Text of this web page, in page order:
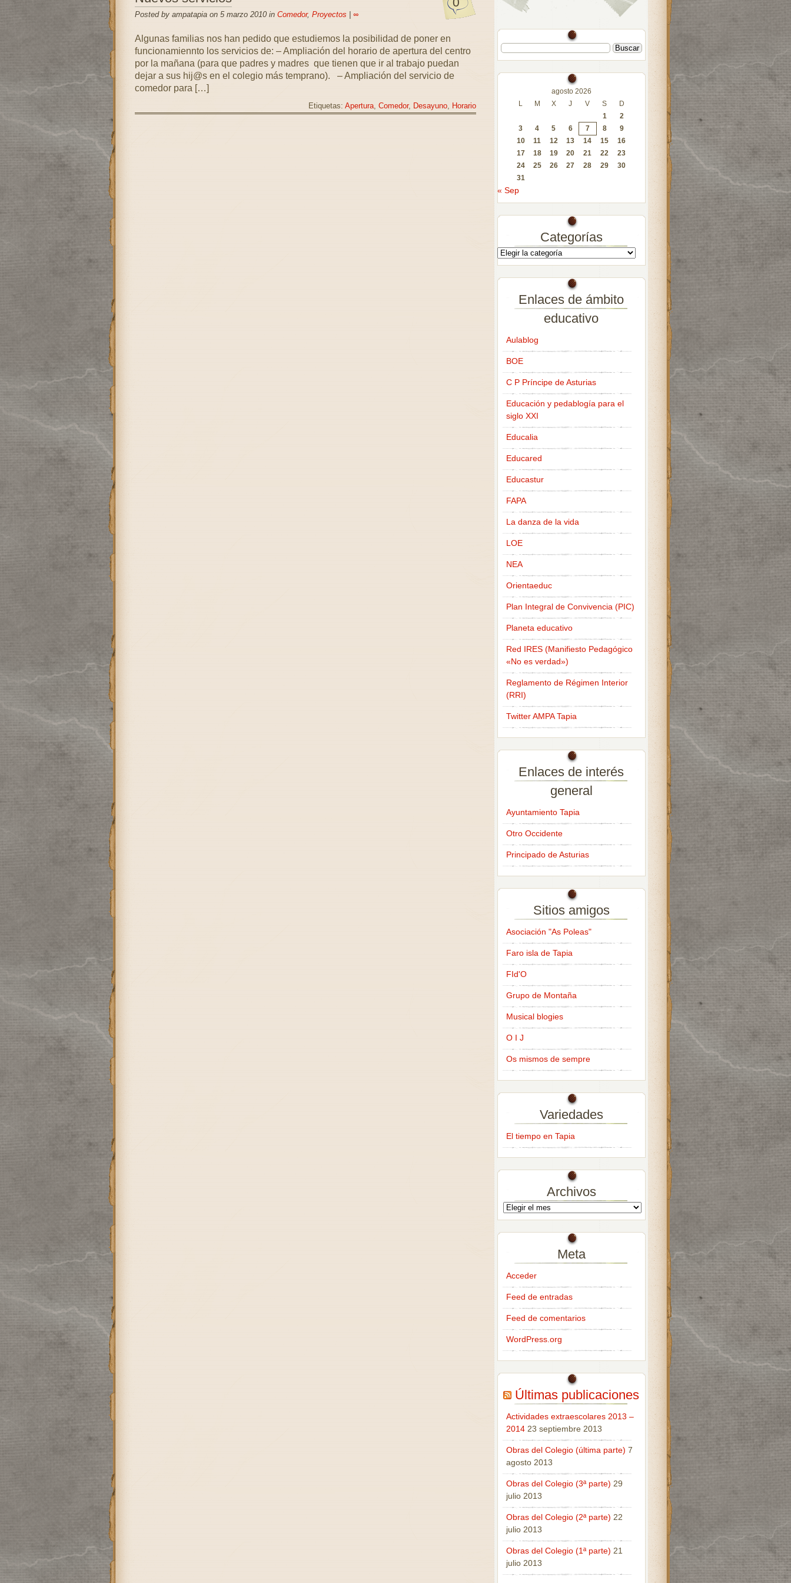
Posted by ampatapia on 5 marzo 2010 in Comedor, Proyectos ∞
Algunas familias nos han pedido que estudiemos la posibilidad de poner en
funcionamiennto los servicios de: – Ampliación del horario de apertura del centro
por la mañana (para que padres y madres que tienen que ir al trabajo puedan
dejar a sus hij@s en el colegio más temprano). – Ampliación del servicio de
comedor para […]
Etiquetas: Apertura, Comedor, Desayuno, Horario
agosto 2026
L
M X J V S
D
1
2
3
4 5 6 7 8
9
10
11 12 13 14 15
16
17
18 19 20 21 22
23
24
25 26 27 28 29
30
31
« Sep
Categorías
Enlaces de ámbito
educativo
Aulablog
BOE
C P Príncipe de Asturias
Educación y pedablogía para el
siglo XXI
Educalia
Educared
Educastur
FAPA
La danza de la vida
LOE
NEA
Orientaeduc
Plan Integral de Convivencia (PIC)
Planeta educativo
Red IRES (Manifiesto Pedagógico
«No es verdad»)
Reglamento de Régimen Interior
(RRI)
Twitter AMPA Tapia
Enlaces de interés
general
Ayuntamiento Tapia
Otro Occidente
Principado de Asturias
Sitios amigos
Asociación "As Poleas"
Faro isla de Tapia
FId'O
Grupo de Montaña
Musical blogies
O I J
Os mismos de sempre
Variedades
El tiempo en Tapia
Archivos
Meta
Acceder
Feed de entradas
Feed de comentarios
WordPress.org
Últimas publicaciones
Actividades extraescolares 2013 –
2014 23 septiembre 2013
Obras del Colegio (última parte) 7
agosto 2013
Obras del Colegio (3ª parte) 29
julio 2013
Obras del Colegio (2ª parte) 22
julio 2013
Obras del Colegio (1ª parte) 21
julio 2013